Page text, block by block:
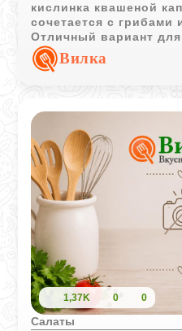
кислинка квашеной
сочетается с грибами
Отличный вариант
и постного меню.
Вилка
1,37K 0 0
Салаты